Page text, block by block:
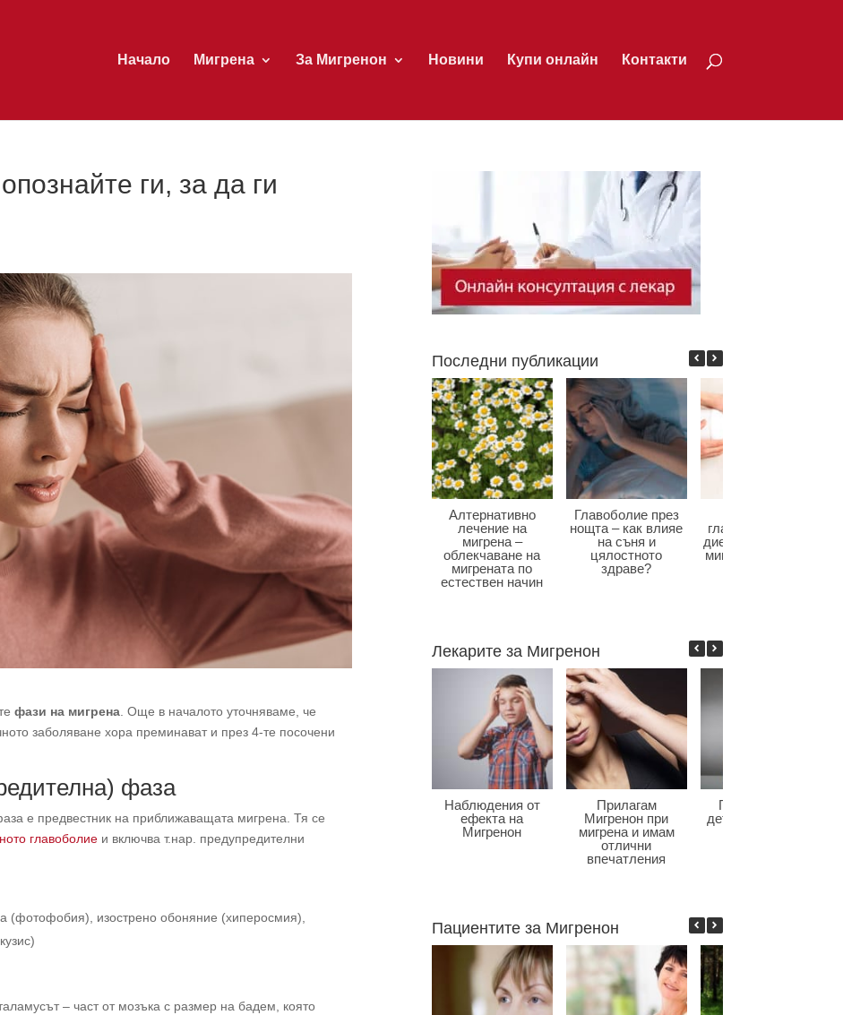
Начало Мигрена За Мигренон Новини Купи онлайн Контакти
ги, за да ги
фази на мигрена. Още в началото уточняваме, че
заболяване хора преминават и през 4-те посочени
фаза
е предвестник на приближаващата мигрена. Тя се
главоболие и включва т.нар. предупредителни
(фотофобия), изострено обоняние (хиперосмия),
– част от мозъка с размер на бадем, която
Последни публикации
Алтернативно
лечение на
мигрена –
облекчаване на
мигрената по
естествен начин
Главоболие през
нощта – как влияе
на съня и
цялостното
здраве?
главоболие – как
диетата влияе при
мигрена и болки в
Лекарите за Мигренон
Наблюдения от
ефекта на
Мигренон
Прилагам
Мигренон при
мигрена и имам
отлични
впечатления
Главоболие в
детската възраст
Пациентите за Мигренон